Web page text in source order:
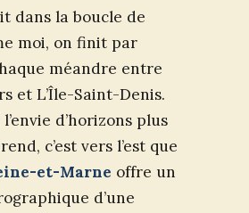
dans la boucle de
moi, on finit par
méandre entre
et L’Île-Saint-Denis.
d’horizons plus
c’est vers l’est que
et-Marne offre un
d’une